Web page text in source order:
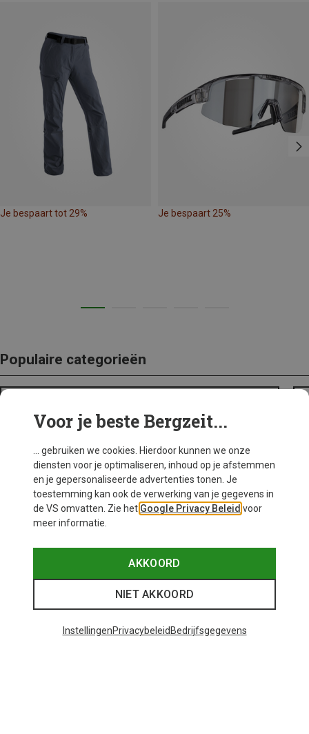
Je bespaart tot 29% Je bespaart 25%
Populaire categorieën
Voor je beste Bergzeit...
... gebruiken we cookies. Hierdoor kunnen we onze
diensten voor je optimaliseren, inhoud op je afstemmen
en je gepersonaliseerde advertenties tonen. Je
toestemming kan ook de verwerking van je gegevens in
de VS omvatten. Zie het Google Privacy Beleid voor
meer informatie.
AKKOORD
NIET AKKOORD
InstellingenPrivacybeleid Bedrijfsgegevens